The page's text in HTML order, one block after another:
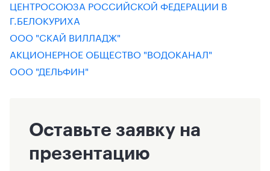
ЦЕНТРОСОЮЗА РОССИЙСКОЙ ФЕДЕРАЦИИ В
Г.БЕЛОКУРИХА
ООО "СКАЙ ВИЛЛАДЖ"
АКЦИОНЕРНОЕ ОБЩЕСТВО "ВОДОКАНАЛ"
ООО "ДЕЛЬФИН"
Оставьте заявку на
презентацию